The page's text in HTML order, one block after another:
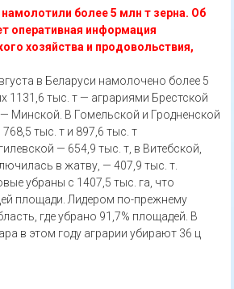
намолотили более 5 млн т зерна. Об
оперативная информация
хозяйства и продовольствия,
в Беларуси намолочено более 5
1131,6 тыс. т — аграриями Брестской
Минской. В Гомельской и Гродненской
тыс. т и 897,6 тыс. т
— 654,9 тыс. т, в Витебской,
в жатву, — 407,9 тыс. т.
убраны с 1407,5 тыс. га, что
площади. Лидером по-прежнему
где убрано 91,7% площадей. В
в этом году аграрии убирают 36 ц